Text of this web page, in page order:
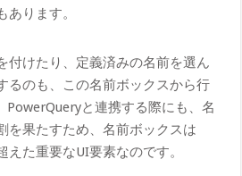
ります。
付けたり、定義済みの名前を選ん
るのも、この名前ボックスから行
PowerQueryと連携する際にも、名
を果たすため、名前ボックスは
えた重要なUI要素なのです。